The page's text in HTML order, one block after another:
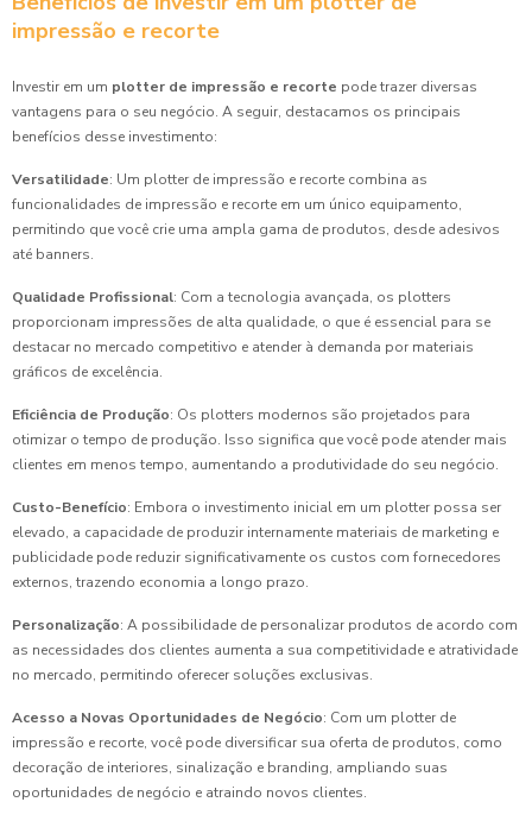
impressão e recorte
Investir em um plotter de impressão e recorte pode trazer diversas
vantagens para o seu negócio. A seguir, destacamos os principais
benefícios desse investimento:
Versatilidade: Um plotter de impressão e recorte combina as
funcionalidades de impressão e recorte em um único equipamento,
permitindo que você crie uma ampla gama de produtos, desde adesivos
até banners.
Qualidade Profissional: Com a tecnologia avançada, os plotters
proporcionam impressões de alta qualidade, o que é essencial para se
destacar no mercado competitivo e atender à demanda por materiais
gráficos de excelência.
Eficiência de Produção: Os plotters modernos são projetados para
otimizar o tempo de produção. Isso significa que você pode atender mais
clientes em menos tempo, aumentando a produtividade do seu negócio.
Custo-Benefício: Embora o investimento inicial em um plotter possa ser
elevado, a capacidade de produzir internamente materiais de marketing e
publicidade pode reduzir significativamente os custos com fornecedores
externos, trazendo economia a longo prazo.
Personalização: A possibilidade de personalizar produtos de acordo com
as necessidades dos clientes aumenta a sua competitividade e atratividade
no mercado, permitindo oferecer soluções exclusivas.
Acesso a Novas Oportunidades de Negócio: Com um plotter de
impressão e recorte, você pode diversificar sua oferta de produtos, como
decoração de interiores, sinalização e branding, ampliando suas
oportunidades de negócio e atraindo novos clientes.